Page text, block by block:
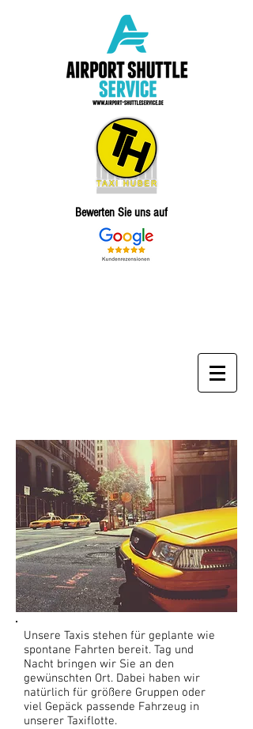
Bewerten Sie uns auf
Unsere Taxis stehen für geplante wie
spontane Fahrten bereit. Tag und
Nacht bringen wir Sie an den
gewünschten Ort. Dabei haben wir
natürlich für größere Gruppen oder
viel Gepäck passende Fahrzeug in
unserer Taxiflotte.